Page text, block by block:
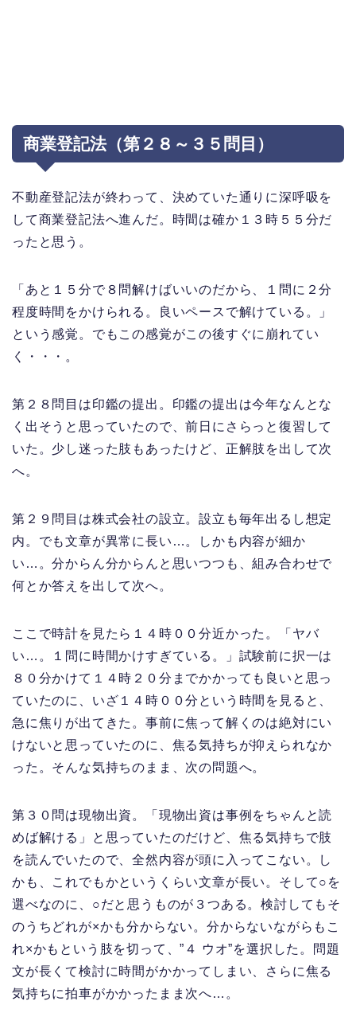
商業登記法（第２８～３５問目）
不動産登記法が終わって、決めていた通りに深呼吸を
して商業登記法へ進んだ。時間は確か１３時５５分だ
ったと思う。
「あと１５分で８問解けばいいのだから、１問に２分
程度時間をかけられる。良いペースで解けている。」
という感覚。でもこの感覚がこの後すぐに崩れてい
く・・・。
第２８問目は印鑑の提出。印鑑の提出は今年なんとな
く出そうと思っていたので、前日にさらっと復習して
いた。少し迷った肢もあったけど、正解肢を出して次
へ。
第２９問目は株式会社の設立。設立も毎年出るし想定
内。でも文章が異常に長い…。しかも内容が細か
い…。分からん分からんと思いつつも、組み合わせで
何とか答えを出して次へ。
ここで時計を見たら１４時００分近かった。「ヤバ
い…。１問に時間かけすぎている。」試験前に択一は
８０分かけて１４時２０分までかかっても良いと思っ
ていたのに、いざ１４時００分という時間を見ると、
急に焦りが出てきた。事前に焦って解くのは絶対にい
けないと思っていたのに、焦る気持ちが抑えられなか
った。そんな気持ちのまま、次の問題へ。
第３０問は現物出資。「現物出資は事例をちゃんと読
めば解ける」と思っていたのだけど、焦る気持ちで肢
を読んでいたので、全然内容が頭に入ってこない。し
かも、これでもかというくらい文章が長い。そして○を
選べなのに、○だと思うものが３つある。検討してもそ
のうちどれが×かも分からない。分からないながらもこ
れ×かもという肢を切って、”４ ウオ”を選択した。問題
文が長くて検討に時間がかかってしまい、さらに焦る
気持ちに拍車がかかったまま次へ…。